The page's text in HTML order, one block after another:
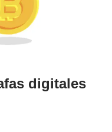
digitales